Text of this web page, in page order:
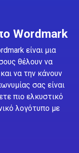
Wordmark
είναι μια
θέλουν να
να την κάνουν
σας είναι
πιο ελκυστικό
λογότυπο με